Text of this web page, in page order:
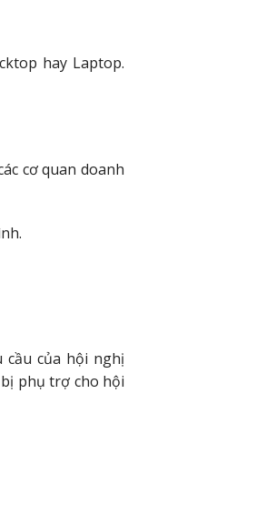
hay Laptop.
cơ quan doanh
của hội nghị
phụ trợ cho hội